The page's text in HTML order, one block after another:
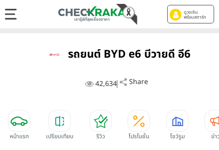
ดูวงเงิน
พร้อมสตาร์ท
รถยนต์ BYD e6 บีวายดี อี6
42,634 Share
หน้าแรก เปรียบเทียบ รีวิว โปรโมชั่น โชว์รูม ข่า